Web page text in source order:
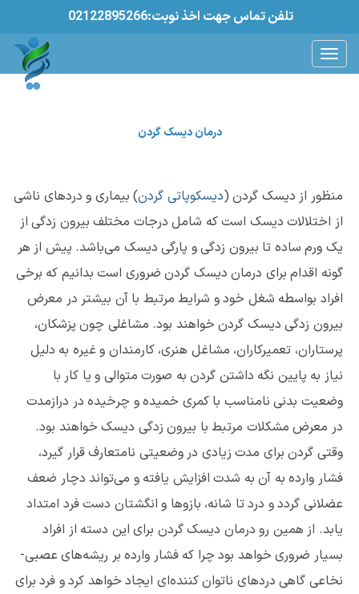
02122895266:تلفن تماس جهت اخذ نوبت
درمان دیسک گردن
منظور از دیسک گردن (دیسکوپاتی گردن) بیماری و دردهای ناشی
از اختلالات دیسک است که شامل درجات مختلف بیرون زدگی از
یک ورم ساده تا بیرون زدگی و پارگی دیسک می‌باشد. پیش از هر
گونه اقدام برای درمان دیسک گردن ضروری است بدانیم که برخی
افراد بواسطه شغل خود و شرایط مرتبط با آن بیشتر در معرض
بیرون زدگی دیسک گردن خواهند بود. مشاغلی چون پزشکان،
پرستاران، تعمیرکاران، مشاغل هنری، کارمندان و غیره به دلیل
نیاز به پایین نگه داشتن گردن به صورت متوالی و یا کار با
وضعیت بدنی نامناسب با کمری خمیده و چرخیده در درازمدت
در معرض مشکلات مرتبط با بیرون زدگی دیسک خواهند بود.
وقتی گردن برای مدت زیادی در وضعیتی نامتعارف قرار ‌گیرد،
فشار وارده به آن به شدت افزایش یافته و می‌تواند دچار ضعف
عضلانی گردد و درد تا شانه، بازوها و انگشتان دست فرد امتداد
یابد. از همین رو درمان دیسک گردن برای این دسته از افراد
بسیار ضروری خواهد بود چرا که فشار وارده بر ریشه‌های عصبی-
نخاعی گاهی دردهای ناتوان کننده‌ای ایجاد خواهد کرد و فرد برای